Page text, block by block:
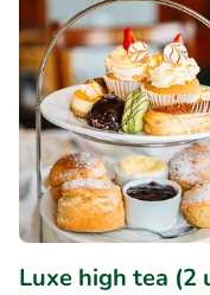
Luxe high tea (2